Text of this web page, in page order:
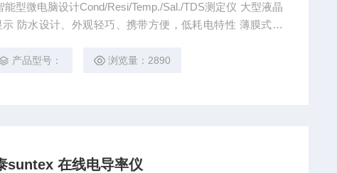
能型微电脑设计Cond/Resi/Temp./Sal./TDS测定仪 大型液晶
防水设计、外观轻巧、携带方便，低耗电特性 薄膜式按
产品型号： 浏览量：2890
suntex 在线电导率仪